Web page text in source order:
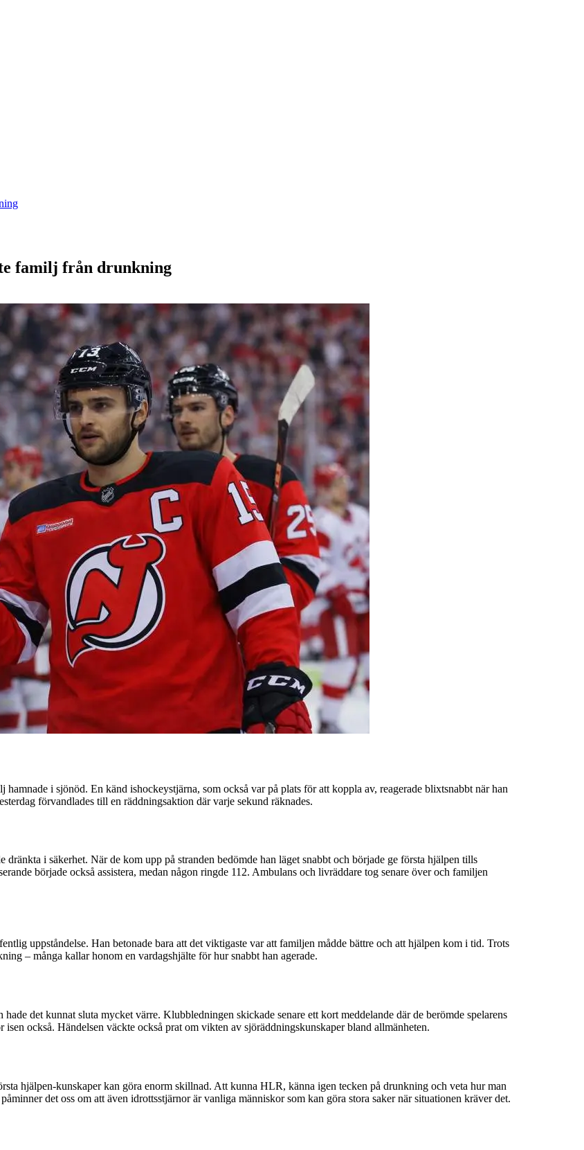
familj från drunkning
i sjönöd. En känd ishockeystjärna, som också var på plats för att koppla av, reagerade blixtsnabbt när han
förvandlades till en räddningsaktion där varje sekund räknades.
i säkerhet. När de kom upp på stranden bedömde han läget snabbt och började ge första hjälpen tills
började också assistera, medan någon ringde 112. Ambulans och livräddare tog senare över och familjen
uppståndelse. Han betonade bara att det viktigaste var att familjen mådde bättre och att hjälpen kom i tid. Trots
– många kallar honom en vardagshjälte för hur snabbt han agerade.
det kunnat sluta mycket värre. Klubbledningen skickade senare ett kort meddelande där de berömde spelarens
också. Händelsen väckte också prat om vikten av sjöräddningskunskaper bland allmänheten.
hjälpen-kunskaper kan göra enorm skillnad. Att kunna HLR, känna igen tecken på drunkning och veta hur man
det oss om att även idrottsstjärnor är vanliga människor som kan göra stora saker när situationen kräver det.